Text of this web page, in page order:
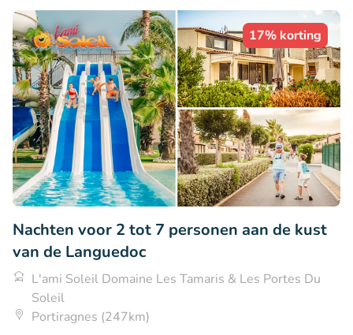
17% korting
Nachten voor 2 tot 7 personen aan de kust
van de Languedoc
L'ami Soleil Domaine Les Tamaris & Les Portes Du
Soleil
Portiragnes (247km)